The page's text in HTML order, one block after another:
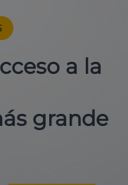
a la
grande